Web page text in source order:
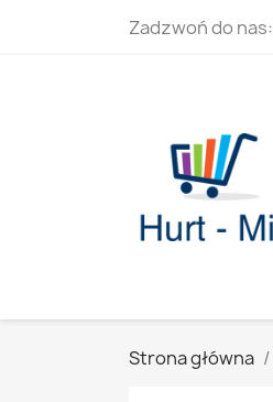
Zadzwoń do nas:
Strona główna